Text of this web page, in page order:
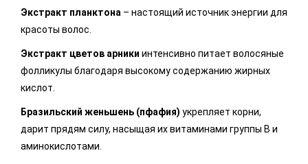
Экстракт планктона – настоящий источник энергии для
красоты волос.
Экстракт цветов арники интенсивно питает волосяные
фолликулы благодаря высокому содержанию жирных
кислот.
Бразильский женьшень (пфафия) укрепляет корни,
дарит прядям силу, насыщая их витаминами группы В и
аминокислотами.